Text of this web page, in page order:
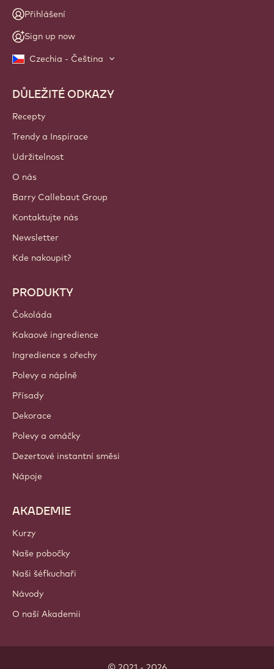
NEWSLETTER
novinky z oboru, inovace a vzdělávání. Bez spamu: své
Sign up now
Czechia - Čeština
Callebaut
Trendy a Inspirace
Udržitelnost
O nás
Barry Callebaut Group
Kontaktujte nás
Newsletter
Kde nakoupit?
Ingredience s ořechy
Polevy a náplně
Přísady
Dekorace
Polevy a omáčky
Dezertové instantní směsi